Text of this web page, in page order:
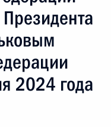
приёма в режиме
проведённого
2024 года